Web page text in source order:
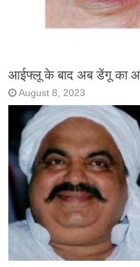
आईफ्लू के बाद अब डेंगू का
August 8, 2023